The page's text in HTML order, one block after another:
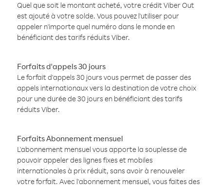
Quel que soit le montant acheté, votre crédit Viber Out
est ajouté à votre solde. Vous pouvez l'utiliser pour
appeler n'importe quel numéro dans le monde en
bénéficiant des tarifs réduits Viber.
Forfaits d'appels 30 jours
Le forfait d'appels 30 jours vous permet de passer des
appels internationaux vers la destination de votre choix
pour une durée de 30 jours en bénéficiant des tarifs
réduits Viber.
Forfaits Abonnement mensuel
L'abonnement mensuel vous apporte la souplesse de
pouvoir appeler des lignes fixes et mobiles
internationales à prix réduit, sans avoir à renouveler
votre forfait. Avec l'abonnement mensuel, vous faites des